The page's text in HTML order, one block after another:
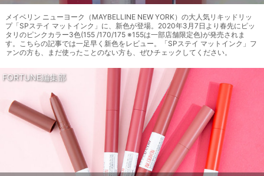
メイベリン ニューヨーク（MAYBELLINE NEW YORK）の大人気リキッドリッ
プ「SPステイ マットインク」に、新色が登場。2020年3月7日より春先にピッ
タリのピンクカラー3色(155 /170/175 ※155は一部店舗限定色)が発売されま
す。こちらの記事では一足早く新色をレビュー。「SPステイ マットインク」フ
ァンの方も、まだ使ったことのない方も、ぜひチェックしてください。
FORTUNE編集部